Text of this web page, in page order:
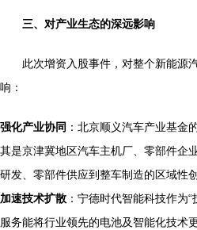
三、对产业生态的深远影响
此次增资入股事件，对整个新能源
响：
强化产业协同 ：北京顺义汽车产业基金
其是京津冀地区汽车主机厂、零部件企
研发、零部件供应到整车制造的区域性
加速技术扩散 ：宁德时代智能科技作为
服务能将行业领先的电池及智能化技术